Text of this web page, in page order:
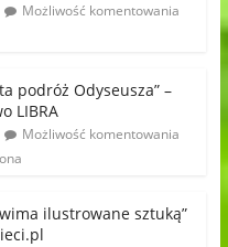
Możliwość komentowania
podróż Odyseusza” –
LIBRA
Możliwość komentowania
ilustrowane sztuką”